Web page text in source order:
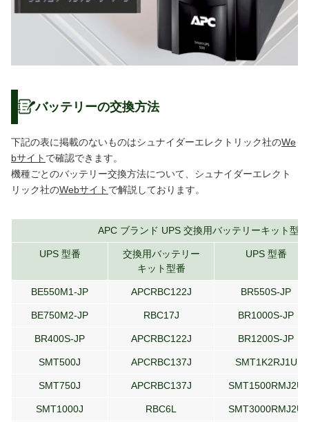
バッテリーの交換方法
下記の表に掲載のないものはシュナイダーエレクトリック社のWe
bサイト で確認できます。
機種ごとのバッテリー交換方法について、シュナイダーエレクト
リック社のWebサイト で解説しております。
APC ブランド UPS 交換用バッテリーキット型
UPS 型番
交換用バッテリー
キット型番
UPS 型番
BE550M1-JP APCRBC122J BR550S-JP
BE750M2-JP RBC17J BR1000S-JP
BR400S-JP APCRBC122J BR1200S-JP
SMT500J APCRBC137J SMT1K2RJ1U
SMT750J APCRBC137J SMT1500RMJ2U
SMT1000J RBC6L SMT3000RMJ2U